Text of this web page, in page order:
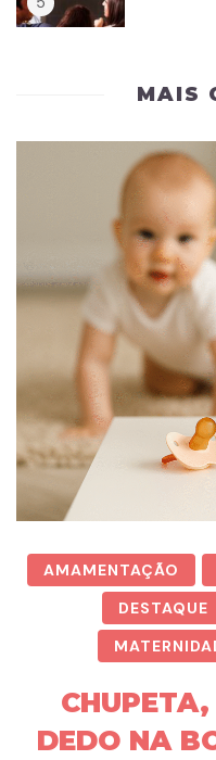
MAIS
AMAMENTAÇÃO
DESTAQUE
DEDO NA